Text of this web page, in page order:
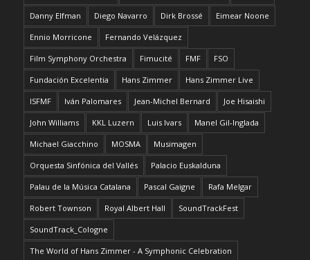
Danny Elfman Diego Navarro Dirk Brossé Eimear Noone
Ennio Morricone Fernando Velázquez
Film Symphony Orchestra Fimucité FMF FSO
Fundación Excelentia Hans Zimmer Hans Zimmer Live
ISFMF Iván Palomares Jean-Michel Bernard Joe Hisaishi
John Williams KKL Luzern Luis Ivars Manel Gil-Inglada
Michael Giacchino MOSMA Musimagen
Orquesta Sinfónica del Vallés Palacio Euskalduna
Palau de la Música Catalana Pascal Gaigne Rafa Melgar
Robert Townson Royal Albert Hall SoundTrackFest
SoundTrack_Cologne
The World of Hans Zimmer - A Symphonic Celebration